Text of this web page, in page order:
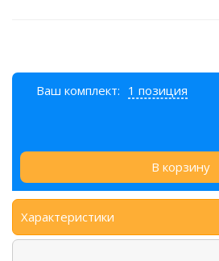
Ваш комплект: 1 позиция
В корзину
Характеристики